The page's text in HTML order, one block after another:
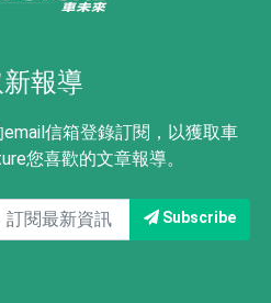
報導
信箱登錄訂閱，以獲取車
您喜歡的文章報導。
Subscribe